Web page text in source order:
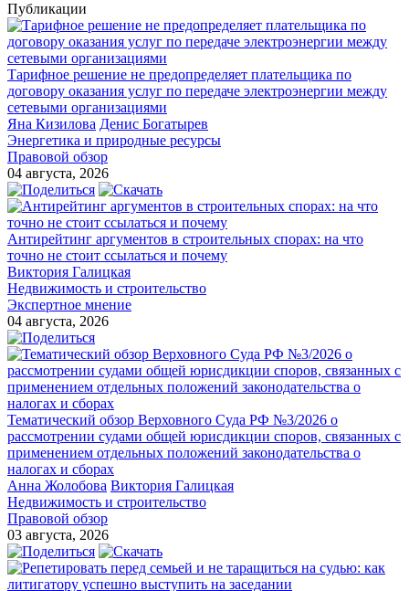
Публикации
Тарифное решение не предопределяет плательщика по
договору оказания услуг по передаче электроэнергии между
сетевыми организациями
Яна Кизилова Денис Богатырев
Энергетика и природные ресурсы
Правовой обзор
04 августа, 2026
Антирейтинг аргументов в строительных спорах: на что
точно не стоит ссылаться и почему
Виктория Галицкая
Недвижимость и строительство
Экспертное мнение
04 августа, 2026
Тематический обзор Верховного Суда РФ №3/2026 о
рассмотрении судами общей юрисдикции споров, связанных с
применением отдельных положений законодательства о
налогах и сборах
Анна Жолобова Виктория Галицкая
Недвижимость и строительство
Правовой обзор
03 августа, 2026